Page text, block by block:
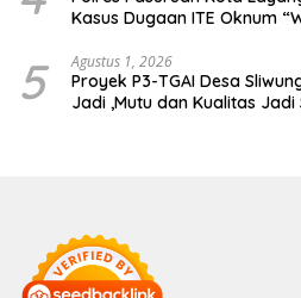
Kasus Dugaan ITE Oknum
5 Agustus 1, 2026
Proyek P3-TGAI Desa
Jadi ,Mutu dan Kualitas